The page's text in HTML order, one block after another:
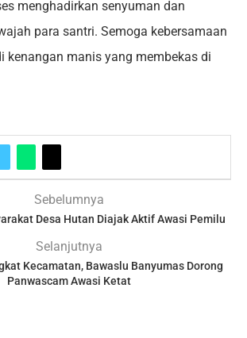
menghadirkan senyuman dan
para santri. Semoga kebersamaan
kenangan manis yang membekas di
Sebelumnya
Desa Hutan Diajak Aktif Awasi Pemilu
Selanjutnya
Kecamatan, Bawaslu Banyumas Dorong
Panwascam Awasi Ketat